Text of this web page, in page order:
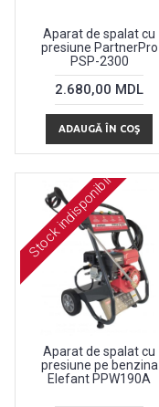
Aparat de spalat cu
presiune PartnerPro
PSP-2300
2.680,00 MDL
ADAUGĂ ÎN COŞ
Stock indisponibil
Aparat de spalat cu
presiune pe benzina
Elefant PPW190A